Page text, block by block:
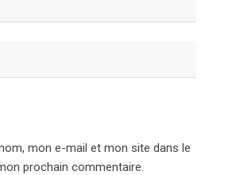
mon e-mail et mon site dans le
prochain commentaire.